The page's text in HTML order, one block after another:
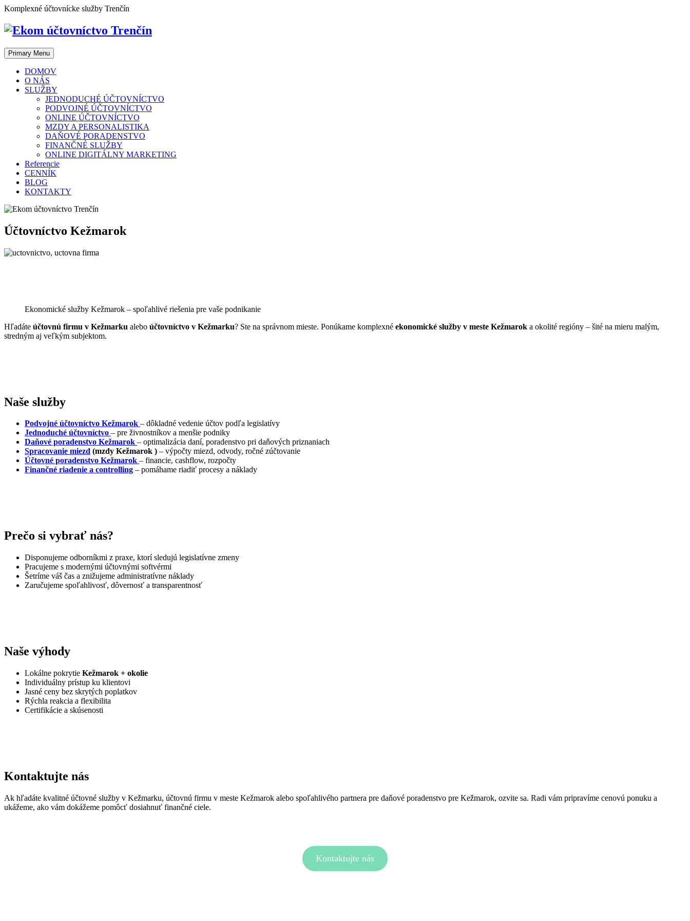
Skip
content
Komplexné účtovnícke služby Trenčín
Primary Menu
DOMOV
O NÁS
SLUŽBY
JEDNODUCHÉ ÚČTOVNÍCTVO
PODVOJNÉ ÚČTOVNÍCTVO
ONLINE ÚČTOVNÍCTVO
MZDY A PERSONALISTIKA
DAŇOVÉ PORADENSTVO
FINANČNÉ SLUŽBY
ONLINE DIGITÁLNY MARKETING
Referencie
CENNÍK
BLOG
KONTAKTY
Účtovníctvo Kežmarok
Ekonomické služby Kežmarok – spoľahlivé riešenia pre vaše podnikanie
Hľadáte účtovnú firmu v Kežmarku alebo účtovníctvo v Kežmarku? Ste na správnom mieste. Ponúkame komplexné ekonomické služby v meste Kežmarok a okolité regióny – šité na mieru malým,
stredným aj veľkým subjektom.
Naše služby
Podvojné účtovníctvo Kežmarok – dôkladné vedenie účtov podľa legislatívy
Jednoduché účtovníctvo – pre živnostníkov a menšie podniky
Daňové poradenstvo Kežmarok – optimalizácia daní, poradenstvo pri daňových priznaniach
Spracovanie miezd (mzdy Kežmarok ) – výpočty miezd, odvody, ročné zúčtovanie
Účtovné poradenstvo Kežmarok – financie, cashflow, rozpočty
Finančné riadenie a controlling – pomáhame riadiť procesy a náklady
Prečo si vybrať nás?
Disponujeme odborníkmi z praxe, ktorí sledujú legislatívne zmeny
Pracujeme s modernými účtovnými softvérmi
Šetríme váš čas a znižujeme administratívne náklady
Zaručujeme spoľahlivosť, dôvernosť a transparentnosť
Naše výhody
Lokálne pokrytie Kežmarok + okolie
Individuálny prístup ku klientovi
Jasné ceny bez skrytých poplatkov
Rýchla reakcia a flexibilita
Certifikácie a skúsenosti
Kontaktujte nás
Ak hľadáte kvalitné účtovné služby v Kežmarku, účtovnú firmu v meste Kežmarok alebo spoľahlivého partnera pre daňové poradenstvo pre Kežmarok, ozvite sa. Radi vám pripravíme cenovú ponuku a
ukážeme, ako vám dokážeme pomôcť dosiahnuť finančné ciele.
Kontaktujte nás